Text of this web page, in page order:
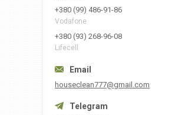
+380 (99) 486-91-86
Vodafone
+380 (93) 268-96-08
Lifecell
houseclean777@gmail.com